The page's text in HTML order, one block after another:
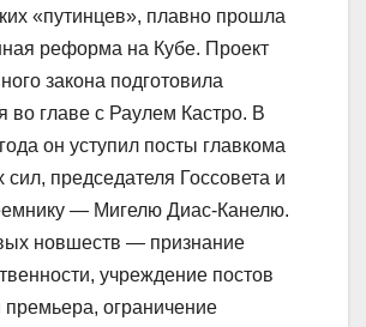
«путинцев», плавно прошла
реформа на Кубе. Проект
закона подготовила
во главе с Раулем Кастро. В
он уступил посты главкома
председателя Госсовета и
— Мигелю Диас-Канелю.
новшеств — признание
учреждение постов
премьера, ограничение